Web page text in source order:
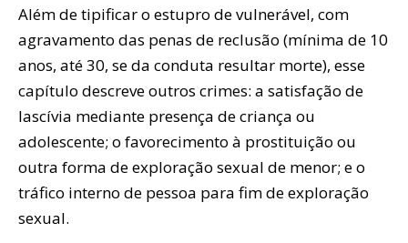
Além de tipificar o estupro de vulnerável, com
agravamento das penas de reclusão (mínima de 10
anos, até 30, se da conduta resultar morte), esse
capítulo descreve outros crimes: a satisfação de
lascívia mediante presença de criança ou
adolescente; o favorecimento à prostituição ou
outra forma de exploração sexual de menor; e o
tráfico interno de pessoa para fim de exploração
sexual.